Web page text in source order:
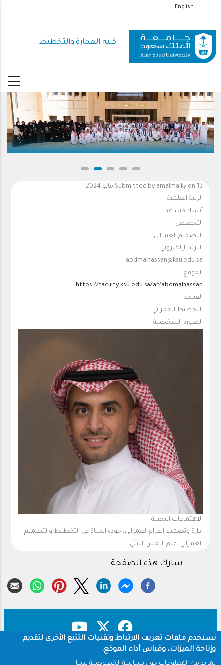
إلى
المحتوى
الرئيسي
English
كلية العمارة والتخطيط
Submitted by amalmalkyon 13 مايو 2024
الرتبة العلمية
أستاذ مساعد
التخصص
التصميم العمراني
البريد الإلكتروني
abdmalhassan@ksu.edu.sa
الموقع
https://faculty.ksu.edu.sa/ar/abdmalhassan
القسم
التخطيط العمراني
الصورة الشخصية
الاهتمامات البحثية
ادارة وتصميم الفراغ العمراني، جودة الحياة في التخطيط والتصميم
العمراني، علم النفس البيئي
شارك هذه الصفحة
Footer
نستخدم ملفات تعريف الارتباط وتقنيات التتبع الأخرى لتقديم
وإتاحة الميزات، وقياس أداء الموقع.
لمزيد من المعلومات حول سياسة الخصوصية لدينا